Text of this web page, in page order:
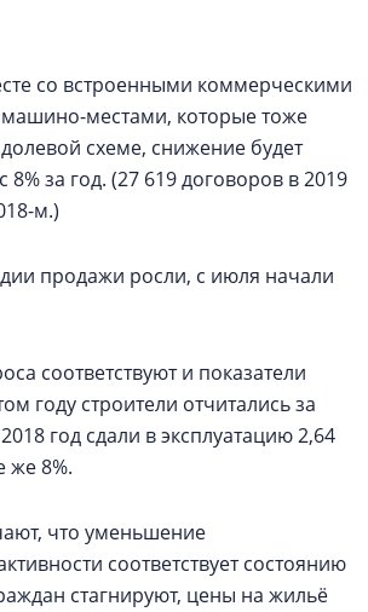
со встроенными коммерческими
местами, которые тоже
схеме, снижение будет
за год. (27 619 договоров в 2019
м.)
продажи росли, с июля начали
соответствуют и показатели
году строители отчитались за
год сдали в эксплуатацию 2,64
же 8%.
что уменьшение
соответствует состоянию
стагнируют, цены на жильё